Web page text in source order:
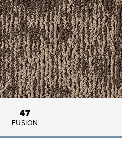
47
FUSION